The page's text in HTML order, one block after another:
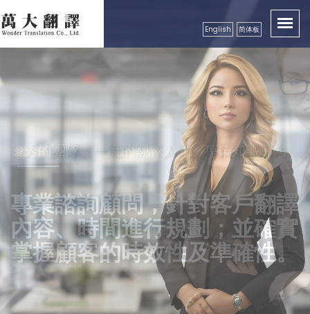
English 简体板
優秀的團隊、一流的翻譯人才、專業知識導向
專業諮詢顧問，針對客戶翻譯
內容、時間進行規劃；並確實
掌握顧客的時效性及準確性。
卓越品質服務顧客，創造出翻譯真實價值性
精益求精，配合市場需求，秉
持更好的服務理念，以真誠、
專業級高效率的服務品質回饋
更多的顧客
秉持成功的企業要領，永續經營
良好的服務及翻譯品質保證，
獲得各公、民營機構、工商團
體，學校等認可